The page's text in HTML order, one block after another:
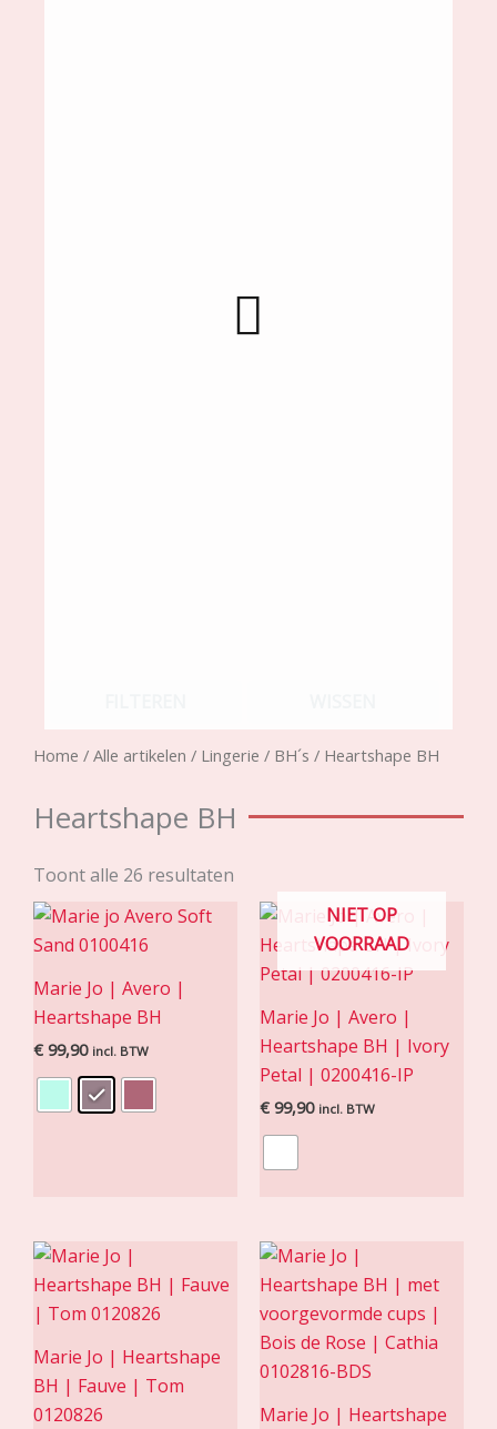
Home / Alle artikelen / Lingerie / BH´s / Heartshape BH
Heartshape BH
Toont alle 26 resultaten
Marie Jo | Avero |
Heartshape BH
€ 99,90 incl. BTW
NIET OP
VOORRAAD
Marie Jo | Avero |
Heartshape BH | Ivory
Petal | 0200416-IP
€ 99,90 incl. BTW
Marie Jo | Heartshape
BH | Fauve | Tom
0120826
Marie Jo | Heartshape